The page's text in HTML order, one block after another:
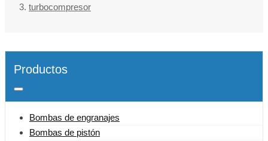
turbocompresor
Productos
Bombas de engranajes
Bombas de pistón